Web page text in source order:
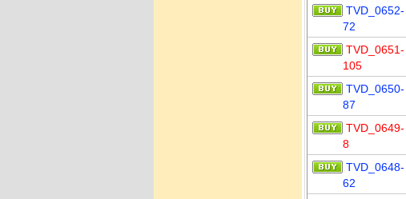
TVD_0652-
72
TVD_0651-
105
TVD_0650-
87
TVD_0649-
8
TVD_0648-
62